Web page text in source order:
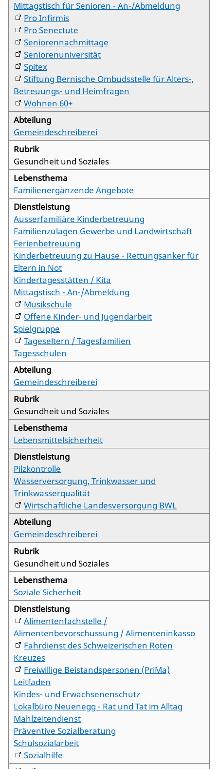
Mittagstisch für Senioren - An-/Abmeldung
Pro Infirmis
Pro Senectute
Seniorennachmittage
Seniorenuniversität
Spitex
Stiftung Bernische Ombudsstelle für Alters-,
Betreuungs- und Heimfragen
Wohnen 60+
Gemeindeschreiberei
Gesundheit und Soziales
Familienergänzende Angebote
Ausserfamiliäre Kinderbetreuung
Familienzulagen Gewerbe und Landwirtschaft
Ferienbetreuung
Kinderbetreuung zu Hause - Rettungsanker für
Eltern in Not
Kindertagesstätten / Kita
Mittagstisch - An-/Abmeldung
Musikschule
Offene Kinder- und Jugendarbeit
Spielgruppe
Tageseltern / Tagesfamilien
Tagesschulen
Gemeindeschreiberei
Gesundheit und Soziales
Lebensmittelsicherheit
Pilzkontrolle
Wasserversorgung, Trinkwasser und
Trinkwasserqualität
Wirtschaftliche Landesversorgung BWL
Gemeindeschreiberei
Gesundheit und Soziales
Soziale Sicherheit
Alimentenfachstelle /
Alimentenbevorschussung / Alimenteninkasso
Fahrdienst des Schweizerischen Roten
Kreuzes
Freiwillige Beistandspersonen (PriMa)
Leitfaden
Kindes- und Erwachsenenschutz
Lokalbüro Neuenegg - Rat und Tat im Alltag
Mahlzeitendienst
Präventive Sozialberatung
Schulsozialarbeit
Sozialhilfe